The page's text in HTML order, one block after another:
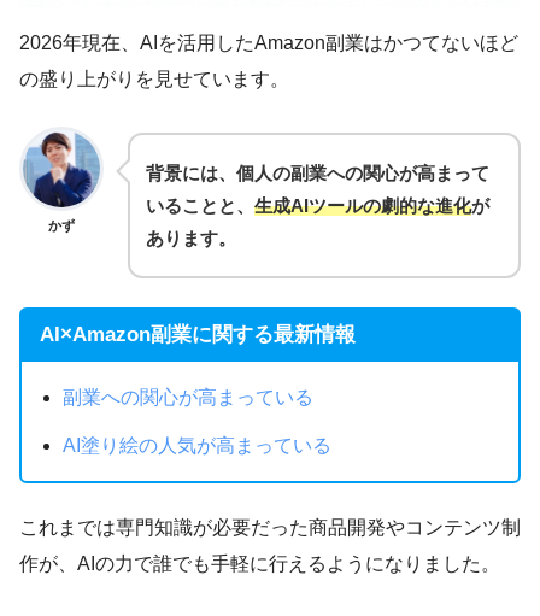
2026年現在、AIを活用したAmazon副業はかつてないほど
の盛り上がりを見せています。
かず
背景には、個人の副業への関心が高まって
いることと、 生成AIツールの劇的な進化が
あります。
AI×Amazon副業に関する最新情報
副業への関心が高まっている
AI塗り絵の人気が高まっている
これまでは専門知識が必要だった商品開発やコンテンツ制
作が、AIの力で誰でも手軽に行えるようになりました。